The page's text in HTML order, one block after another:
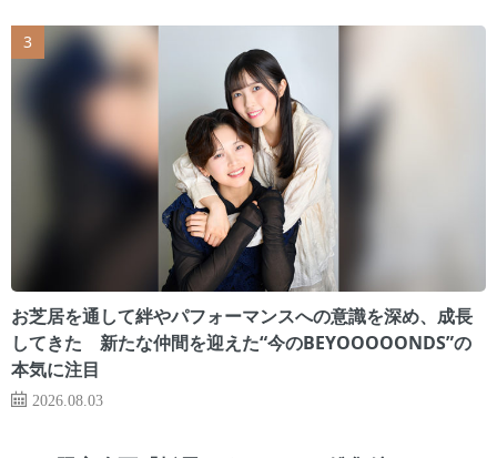
お芝居を通して絆やパフォーマンスへの意識を深め、成長
してきた 新たな仲間を迎えた“今のBEYOOOOONDS”の
本気に注目
2026.08.03